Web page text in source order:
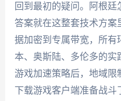
回到最初的疑问。阿根廷
答案就在这整套技术方案
据加密到专属带宽，所有
本、奥斯陆、多伦多的实
游戏加速策略后，地域限
下载游戏客户端准备战